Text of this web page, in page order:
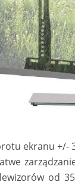
ekranu
od